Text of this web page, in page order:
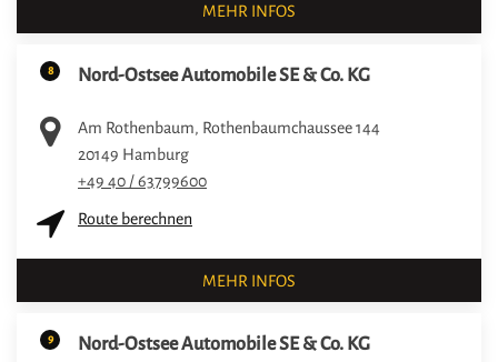
MEHR INFOS
8 Nord-Ostsee Automobile SE & Co. KG
Am Rothenbaum, Rothenbaumchaussee 144
20149 Hamburg
+49 40 / 63799600
Route berechnen
MEHR INFOS
9 Nord-Ostsee Automobile SE & Co. KG